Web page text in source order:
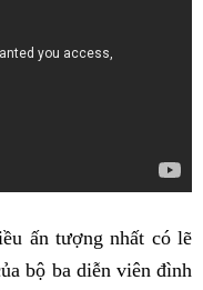
ấn tượng nhất có lẽ
bộ ba diễn viên đình